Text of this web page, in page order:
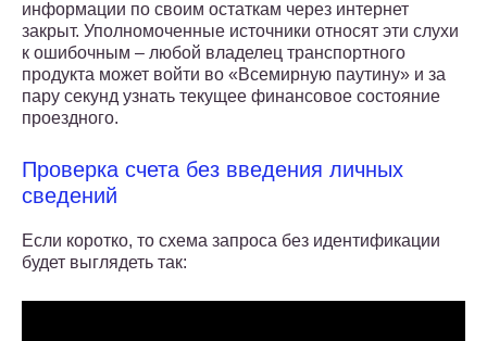
информации по своим остаткам через интернет
закрыт. Уполномоченные источники относят эти слухи
к ошибочным – любой владелец транспортного
продукта может войти во «Всемирную паутину» и за
пару секунд узнать текущее финансовое состояние
проездного.
Проверка счета без введения личных
сведений
Если коротко, то схема запроса без идентификации
будет выглядеть так: